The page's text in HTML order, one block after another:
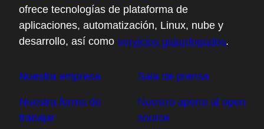
ofrece tecnologías de plataforma de
aplicaciones, automatización, Linux, nube y
desarrollo, así como servicios galardonados.
Nuestra empresa
Nuestra forma de
trabajar
Sala de prensa
Nuestro aporte al open
source